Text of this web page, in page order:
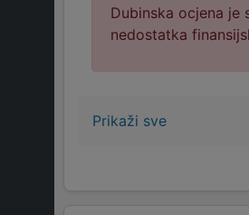
Dubinska ocjena je
nedostatka
Prikaži sve